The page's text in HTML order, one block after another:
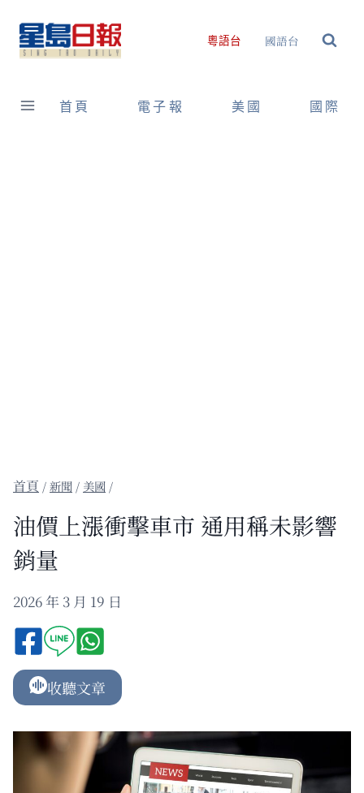
content
粵語台 國語台
首頁 電子報 美國 國際
/新聞 / 美國 /
油價上漲衝擊車市 通用稱未影響
銷量
2026 年 3 月 19 日
收聽文章